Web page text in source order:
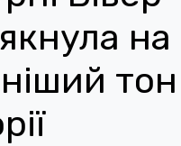
на
тон